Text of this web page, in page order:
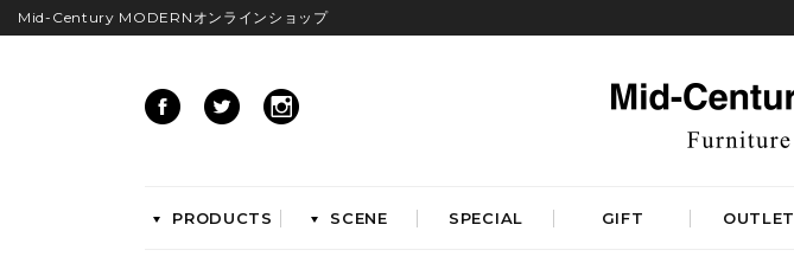
Mid-Century MODERNオンラインショップ
PRODUCTS SCENE SPECIAL GIFT OUTLET